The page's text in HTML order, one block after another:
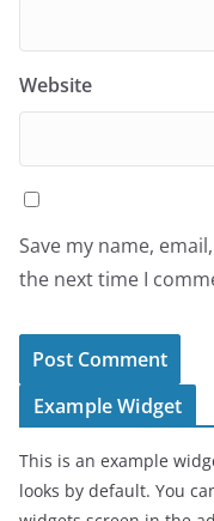
Website
Save my name,
the next time I
Example Widget
This is an example
looks by default. You